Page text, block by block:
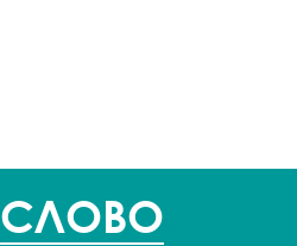
СЛОВО